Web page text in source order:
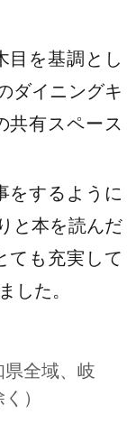
目を基調とし
ダイニングキ
共有スペース
をするように
と本を読んだ
ても充実して
した。
全域、岐
）